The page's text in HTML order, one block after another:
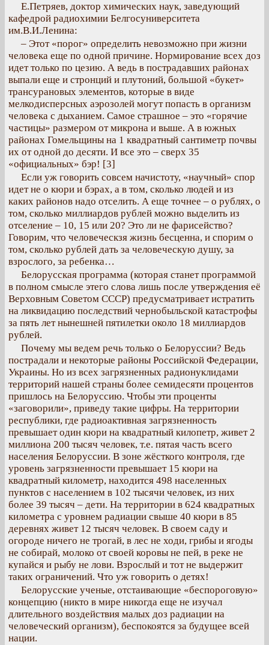
Е.Петряев, доктор химических наук, заведующий
кафедрой радиохимии Белгосуниверситета
им.В.И.Ленина:
– Этот «порог» определить невозможно при жизни
человека еще по одной причине. Нормирование всех доз
идет только по цезию. А ведь в пострадавших районах
выпали еще и стронций и плутоний, большой «букет»
трансурановых элементов, которые в виде
мелкодисперсных аэрозолей могут попасть в организм
человека с дыханием. Самое страшное – это «горячие
частицы» размером от микрона и выше. А в южных
районах Гомельщины на 1 квадратный сантиметр почвы
их от одной до десяти. И все это – сверх 35
«официальных» бэр! [3]
Если уж говорить совсем начистоту, «научный» спор
идет не о кюри и бэрах, а в том, сколько людей и из
каких районов надо отселить. А еще точнее – о рублях, о
том, сколько миллиардов рублей можно выделить из
отселение – 10, 15 или 20? Это ли не фарисейство?
Говорим, что человеческзя жизнь бесценна, и спорим о
том, сколько рублей дать за человеческую душу, за
взрослого, за ребенка…
Белорусская программа (которая станет программой
в полном смысле этего слова лишь после утверждения её
Верховным Советом СССР) предусматривает истратить
на ликвидацию последствий чернобыльской катастрофы
за пять лет нынешней пятилетки около 18 миллиардов
рублей.
Почему мы ведем речь только о Белоруссии? Ведь
пострадали и некоторые районы Российской Федерации,
Украины. Но из всех загрязненных радионуклидами
территорий нашей страны более семидесяти процентов
пришлось на Белоруссию. Чтобы эти проценты
«заговорили», приведу такие цифры. На территории
республики, где радиоактивная загрязненность
превышает один кюри на квадратный килопетр, живет 2
миллиона 200 тысяч человек, т.е. пятая часть всего
населения Белоруссии. В зоне жёсткого контроля, где
уровень загрязненности превышает 15 кюри на
квадратный километр, находится 498 населенных
пунктов с населением в 102 тысячи человек, из них
более 39 тысяч – дети. На территории в 624 квадратных
километра с уровнем радиации свыше 40 кюри в 85
деревнях живет 12 тысяч человек. В своем саду и
огороде ничего не трогай, в лес не ходи, грибы и ягоды
не собирай, молоко от своей коровы не пей, в реке не
купайся и рыбу не лови. Взрослый и тот не выдержит
таких ограничений. Что уж говорить о детях!
Белорусские ученые, отстаивающие «беспороговую»
концепцию (никто в мире никогда еще не изучал
длительного воздействия малых доз радиации на
человеческий организм), беспокоятся за будущее всей
нации.